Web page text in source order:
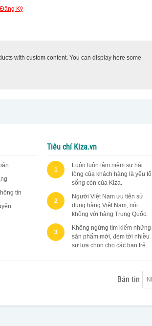
Đăng Ký
with custom content. You can display here some
tin
Tiêu chí Kiza.vn
1
Luôn luôn tâm niệm sự hài
lòng của khách hàng là yếu tố
sống còn của Kiza.
2
Người Việt Nam ưu tiên sử
dụng hàng Việt Nam, nói
không với hàng Trung Quốc.
3
Không ngừng tìm kiếm những
sản phẩm mới, đem tới nhiều
sự lựa chọn cho các bạn trẻ.
Bản tin